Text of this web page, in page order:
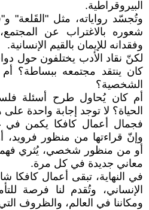
البيروقراطية.
وتُجسّد رواياته، مثل "القَلعة"
شعوره بالاغتراب عن
وفقدانه للإيمان بالقيم الإنسانية.
لكنّ نقاد الأدب يختلفون حول
كان ينتقد مجتمعه ببساطة؟
الشخصية؟
أم كان يُحاول طرح أسئلة
الحياة؟ لا توجد إجابة واحدة على
فجمال أعمال كافكا يكمن في
وإنّ قراءتها من منظور فرويد،
أو من منظور شخصي، يُثري فهمنا
معاني جديدة في كل مرة.
في النهاية، تبقى أعمال كافكا
الإنساني، وتُقدم لنا فرصة
ومكاننا في العالم، والظروف